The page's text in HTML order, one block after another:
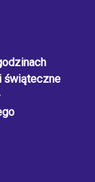
świąteczne